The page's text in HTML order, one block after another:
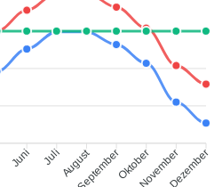
Juni JuliAugustSeptemberOktoberNovemberDezember